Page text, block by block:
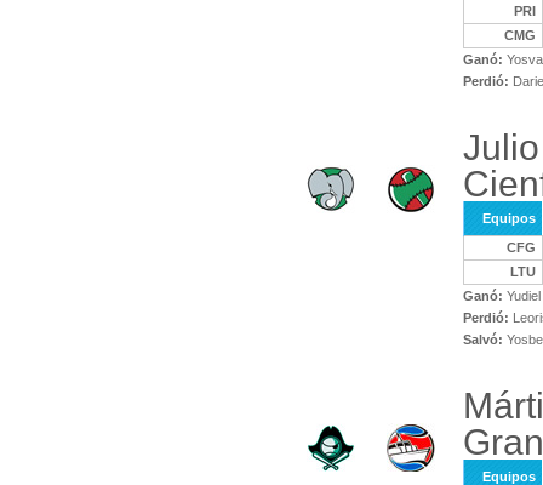
PRI
CMG
Ganó:
Perdió:
Equipos
CFG
LTU
Ganó:
Perdió:
Salvó:
Equipos